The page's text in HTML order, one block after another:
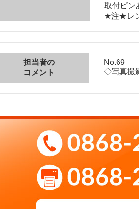
取付ピン
★注★レ
担当者の
コメント
No.69
◇写真撮